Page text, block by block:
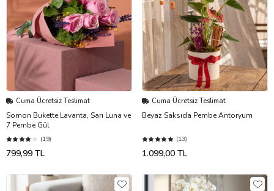
Cuma Ücretsiz Teslimat
Somon Bukette Lavanta, Sarı Luna ve
7 Pembe Gül
(19)
799,99 TL
Cuma Ücretsiz Teslimat
Beyaz Saksıda Pembe Antoryum
(13)
1.099,00 TL